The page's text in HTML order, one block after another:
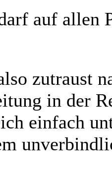
auf allen
zutraust
in der
einfach